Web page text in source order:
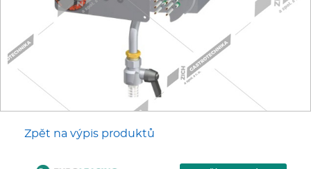
Prostředky-Změkčovače
Roboty
Kávovary
Zpět na výpis produktů